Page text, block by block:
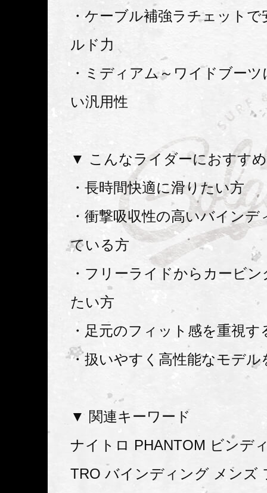
・ケーブル補強ラチェット
ルド力
・ミディアム～ワイドブー
い汎用性
▼ こんなライダーにおすすめ
・長時間快適に滑りたい方
・衝撃吸収性の高いバイン
ている方
・フリーライドからカービ
たい方
・足元のフィット感を重視す
・扱いやすく高性能なモデル
▼ 関連キーワード
ナイトロ PHANTOM ビンデ
TRO バインディング メンズ